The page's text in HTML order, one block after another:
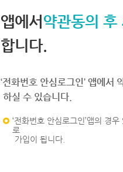
앱에서 약관동의 후
합니다.
‘전화번호 안심로그인’ 앱에서
하실 수 있습니다.
‘전화번호 안심로그인’앱의 경
로
가입이 됩니다.